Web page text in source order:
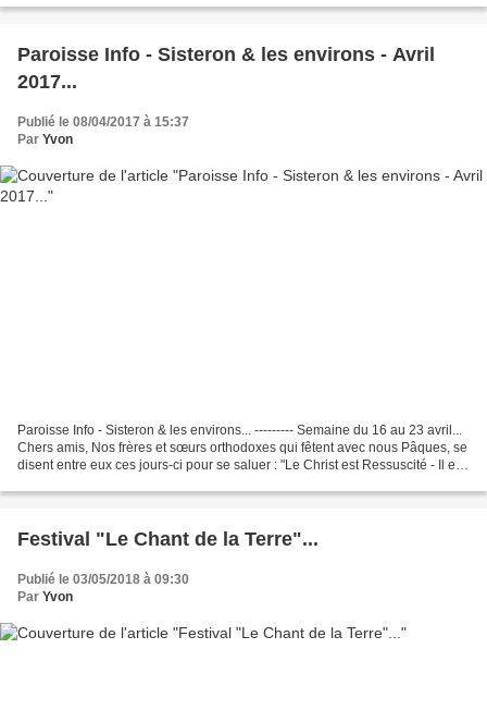
Paroisse Info - Sisteron & les environs - Avril
2017...
Publié le 08/04/2017 à 15:37
Par Yvon
Paroisse Info - Sisteron & les environs... --------- Semaine du 16 au 23 avril...
Chers amis, Nos frères et sœurs orthodoxes qui fêtent avec nous Pâques, se
disent entre eux ces jours-ci pour se saluer : "Le Christ est Ressuscité - Il est
Festival "Le Chant de la Terre"...
Publié le 03/05/2018 à 09:30
Par Yvon